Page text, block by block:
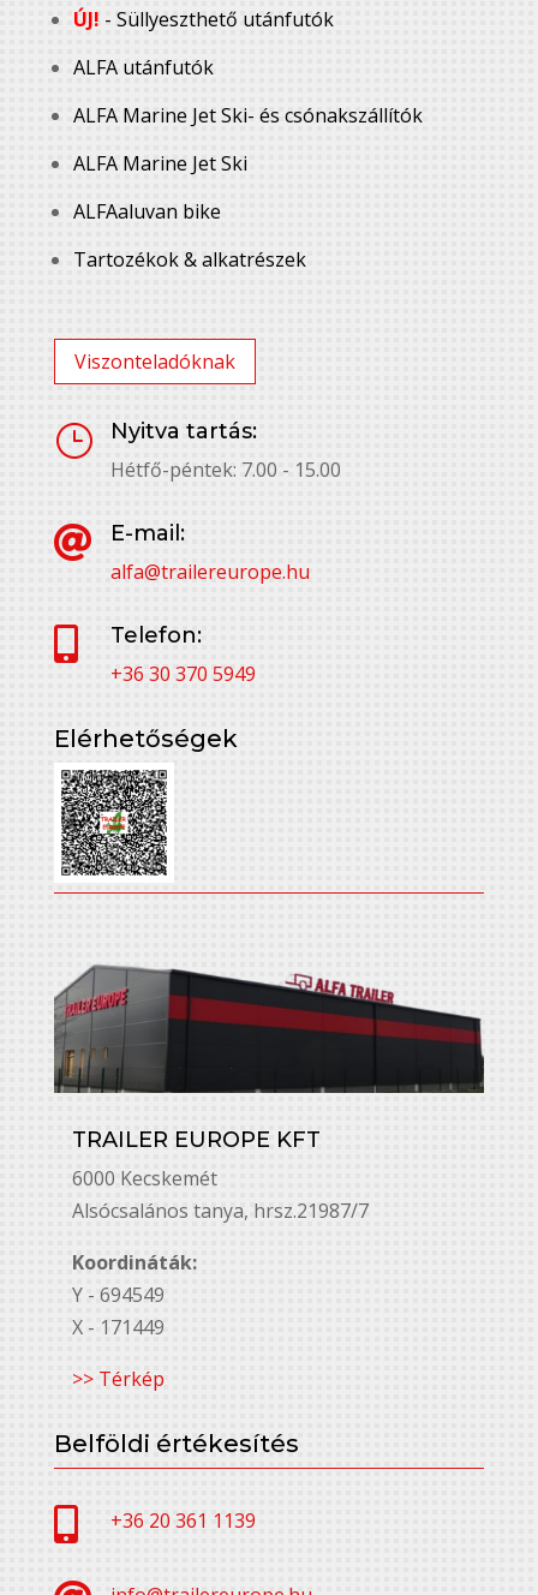
ÚJ! - Süllyeszthető utánfutók
ALFA utánfutók
ALFA Marine Jet Ski- és csónakszállítók
ALFA Marine Jet Ski
ALFAaluvan bike
Tartozékok & alkatrészek
Viszonteladóknak
}
Nyitva tartás:
Hétfő-péntek: 7.00 - 15.00

E-mail:
alfa@trailereurope.hu

Telefon:
+36 30 370 5949
Elérhetőségek
TRAILER EUROPE KFT
6000 Kecskemét
Alsó￳csalános tanya, hrsz.21987/7
Koordináták:
Y - 694549
X - 171449
>> Térkép
Belföldi értékesítés
 +36 20 361 1139